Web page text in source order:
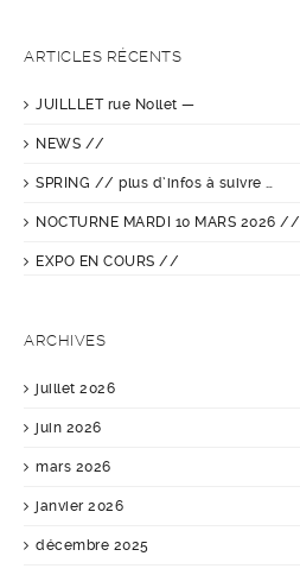
ARTICLES RÉCENTS
JUILLLET rue Nollet —
NEWS //
SPRING // plus d’infos à suivre …
NOCTURNE MARDI 10 MARS 2026 //
EXPO EN COURS //
ARCHIVES
juillet 2026
juin 2026
mars 2026
janvier 2026
décembre 2025